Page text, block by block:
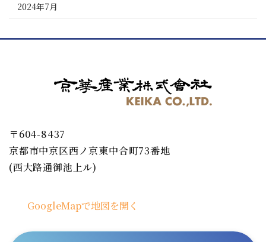
2024年7月
〒604-8437
京都市中京区西ノ京東中合町73番地
(西大路通御池上ル)
GoogleMapで地図を開く